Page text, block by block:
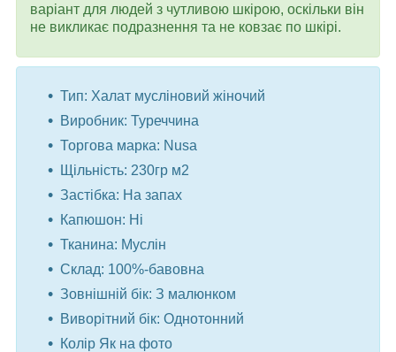
варіант для людей з чутливою шкірою, оскільки він
не викликає подразнення та не ковзає по шкірі.
Тип: Халат мусліновий жіночий
Виробник: Туреччина
Торгова марка: Nusa
Щільність: 230гр м2
Застібка: На запах
Капюшон: Ні
Тканина: Муслін
Склад: 100%-бавовна
Зовнішній бік: З малюнком
Виворітний бік: Однотонний
Колір Як на фото